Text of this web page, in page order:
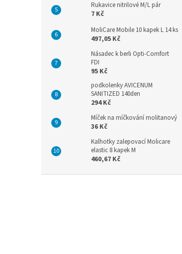
Rukavice nitrilové M/L pár
7 Kč
MoliCare Mobile 10 kapek L 14 ks
497,05 Kč
Násadec k berli Opti-Comfort
FDI
95 Kč
podkolenky AVICENUM
SANITIZED 140den
294 Kč
Míček na míčkování molitanový
36 Kč
Kalhotky zalepovací Molicare
elastic 8 kapek M
460,67 Kč